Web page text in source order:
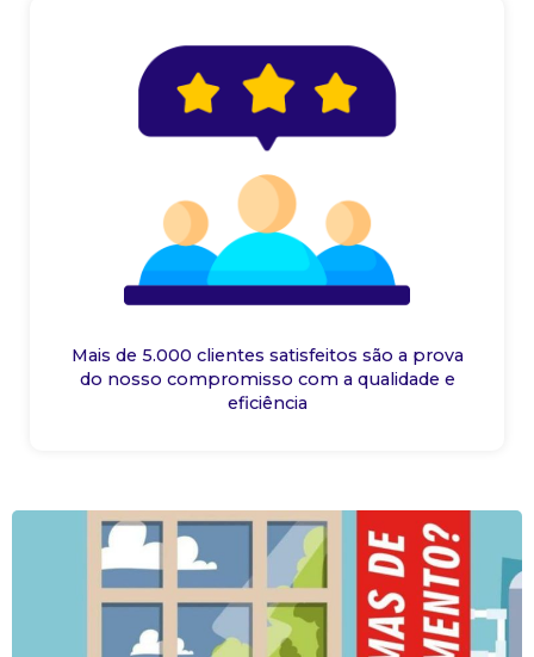
Mais de 5.000 clientes satisfeitos são a prova
do nosso compromisso com a qualidade e
eficiência